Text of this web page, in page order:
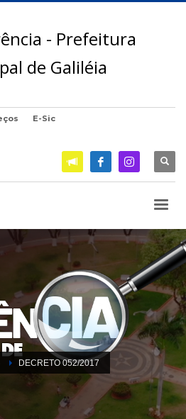
E-Sic
DECRETO 052/2017